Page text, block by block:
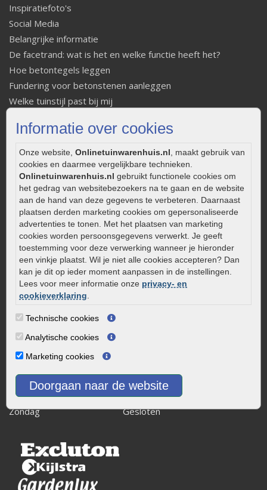
Informatie over cookies
Onze website, Onlinetuinwarenhuis.nl, maakt gebruik van
cookies en daarmee vergelijkbare technieken.
Onlinetuinwarenhuis.nl gebruikt functionele cookies om
het gedrag van websitebezoekers na te gaan en de website
aan de hand van deze gegevens te verbeteren. Daarnaast
plaatsen derden marketing cookies om gepersonaliseerde
advertenties te tonen. Met het plaatsen van marketing
cookies worden persoonsgegevens verwerkt. Je geeft
toestemming voor deze verwerking wanneer je hieronder
een vinkje plaatst. Wil je niet alle cookies accepteren? Dan
kan je dit op ieder moment aanpassen in de instellingen.
Lees voor meer informatie onze privacy- en
cookieverklaring.
Technische cookies
Analytische cookies
Marketing cookies
Doorgaan naar de website
Inspiratiefoto's
Social Media
Belangrijke informatie
De facetrand: wat is het en welke functie heeft het?
Hoe betontegels leggen
Fundering voor betonstenen aanleggen
Welke tuinstijl past bij mij
Legverbanden gebakken bestrating
Onderhoud van gebakken bestrating
Aanlegtips voor gebakken bestrating
Zelf een terras aanleggen
Kleine stadstuin inrichten
0320 – 219170
Kaapstanderweg 41
8243 RB Lelystad
info@onlinetuinwarenhuis.nl
Routebeschrijving
Openingstijden
Maandag
Dinsdag
Woensdag
Vrijdag
08:00 - 17:00
Zaterdag
08:00 - 15.00
Zondag
Gesloten